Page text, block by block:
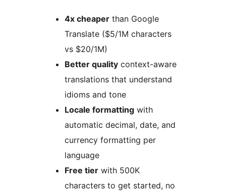
4x cheaper than Google
Translate ($5/1M characters
vs $20/1M)
Better quality context-aware
translations that understand
idioms and tone
Locale formatting with
automatic decimal, date, and
currency formatting per
language
Free tier with 500K
characters to get started, no